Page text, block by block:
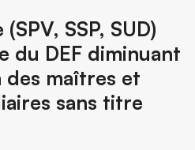
SSP, SUD)
du DEF diminuant
maîtres et
sans titre